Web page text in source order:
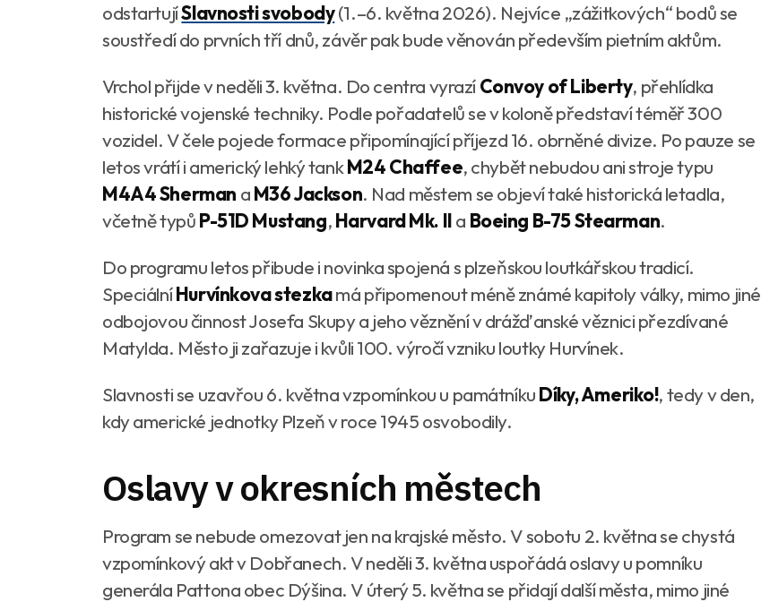
odstartujíSlavnosti svobody(1.–6. května 2026). Nejvíce „zážitkových“ bodů se
soustředí do prvních tří dnů, závěr pak bude věnován především pietním aktům.
Vrchol přijde v neděli 3. května. Do centra vyrazíConvoy of Liberty, přehlídka
historické vojenské techniky. Podle pořadatelů se v koloně představí téměř 300
vozidel. V čele pojede formace připomínající příjezd 16. obrněné divize. Po pauze se
letos vrátí i americký lehký tankM24 Chaffee, chybět nebudou ani stroje typu
M4A4 Sherman aM36 Jackson. Nad městem se objeví také historická letadla,
včetně typůP-51D Mustang,Harvard Mk. IIa Boeing B-75 Stearman.
Do programu letos přibude i novinka spojená s plzeňskou loutkářskou tradicí.
SpeciálníHurvínkova stezkamá připomenout méně známé kapitoly války, mimo jiné
odbojovou činnost Josefa Skupy a jeho věznění v drážďanské věznici přezdívané
Matylda. Město ji zařazuje i kvůli 100. výročí vzniku loutky Hurvínek.
Slavnosti se uzavřou 6. května vzpomínkou u památníkuDíky, Ameriko!, tedy v den,
kdy americké jednotky Plzeň v roce 1945 osvobodily.
Oslavy v okresních městech
Program se nebude omezovat jen na krajské město. V sobotu 2. května se chystá
vzpomínkový akt v Dobřanech. V neděli 3. května uspořádá oslavy u pomníku
generála Pattona obec Dýšina. V úterý 5. května se přidají další města, mimo jiné